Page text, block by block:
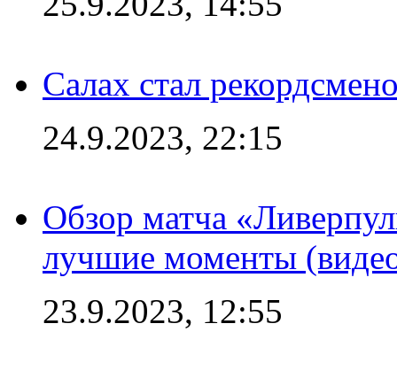
Салах стал
24.9.2023, 22:15
Обзор матча
лучшие моменты
23.9.2023, 12:55